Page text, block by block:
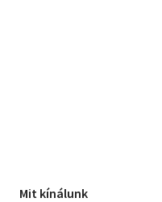
Mit kínálunk